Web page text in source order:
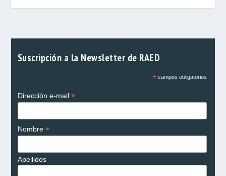
Suscripción a la Newsletter de RAED
*campos obligatorios
Dirección e-mail *
Nombre *
Apellidos